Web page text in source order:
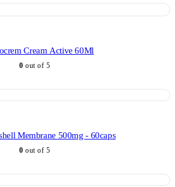
Cream Active 60Ml
0 out of 5
Membrane 500mg - 60caps
0 out of 5